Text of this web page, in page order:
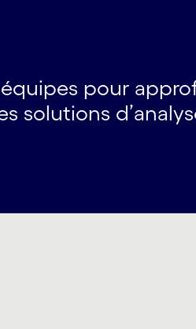
pour
solutions